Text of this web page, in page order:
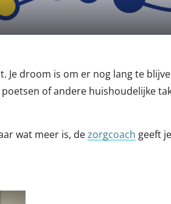
Je droom is om er nog lang te
of andere huishoudelijke
wat meer is, dezorgcoach geeft